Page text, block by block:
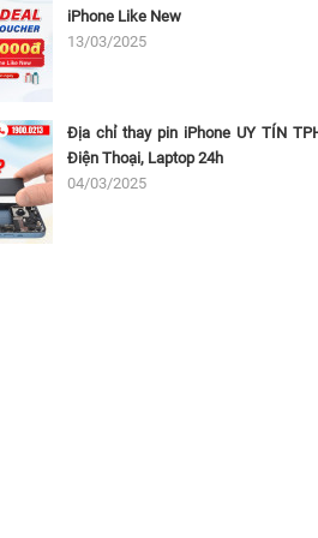
iPhone Like New
13/03/2025
Địa chỉ thay pin iPhone UY TÍN
Điện Thoại, Laptop 24h
04/03/2025